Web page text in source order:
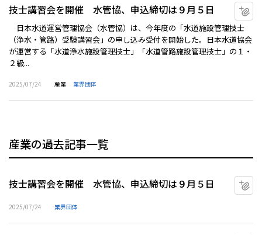
技士講習会を開催 水管協、申込締切は９月５日
日本水道運営管理協会（水管協）は、今年度の「水道施設管理技士
（浄水・管路）受験講習会」の申し込み受付を開始した。日本水道協会
が運営する「水道浄水施設管理技士」「水道管路施設管理技士」の１・
２級...
2025/07/24 産業 業界団体
産業の過去記事一覧
技士講習会を開催 水管協、申込締切は９月５日
2025/07/24 業界団体